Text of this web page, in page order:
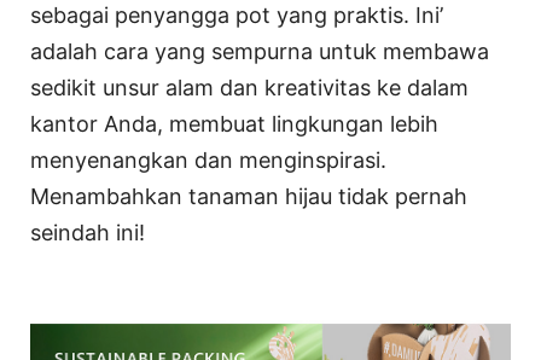
sebagai penyangga pot yang praktis. Ini’
adalah cara yang sempurna untuk membawa
sedikit unsur alam dan kreativitas ke dalam
kantor Anda, membuat lingkungan lebih
menyenangkan dan menginspirasi.
Menambahkan tanaman hijau tidak pernah
seindah ini!